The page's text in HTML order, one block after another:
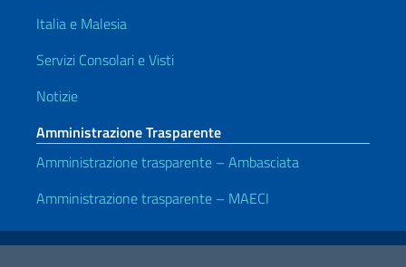
Italia e Malesia
Servizi Consolari e Visti
Notizie
Amministrazione Trasparente
Amministrazione trasparente – Ambasciata
Amministrazione trasparente – MAECI
Link Utili